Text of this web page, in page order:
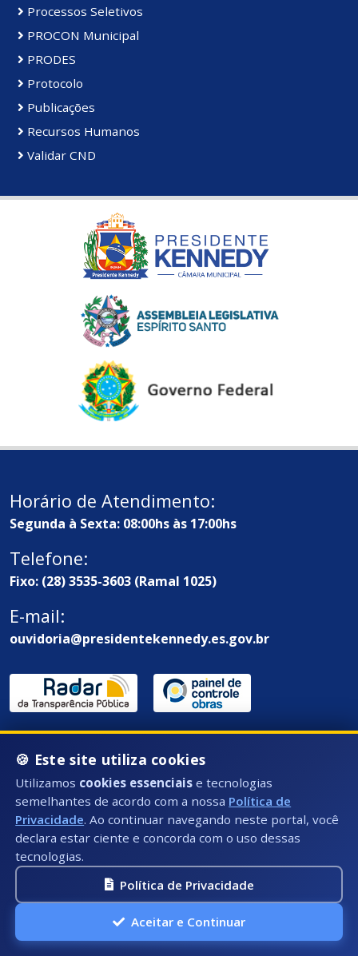
Processos Seletivos
PROCON Municipal
PRODES
Protocolo
Publicações
Recursos Humanos
Validar CND
Horário de Atendimento:
Segunda à Sexta: 08:00hs às 17:00hs
Telefone:
Fixo: (28) 3535-3603 (Ramal 1025)
E-mail:
ouvidoria@presidentekennedy.es.gov.br
Endereço / Ouvidoria:
Rua Átila Vivaqua, Nº 79 - Centro, Presidente
Kennedy - ES, CEP: 29350-000
🍪 Este site utiliza cookies
Utilizamos cookies essenciais e tecnologias
semelhantes de acordo com a nossa Política de
Privacidade. Ao continuar navegando neste portal, você
declara estar ciente e concorda com o uso dessas
tecnologias.
Política de Privacidade
Aceitar e Continuar